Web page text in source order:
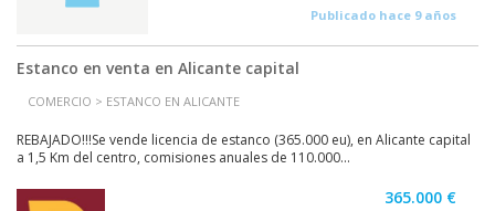
Publicado hace 9 años
Estanco en venta en Alicante capital
COMERCIO > ESTANCO EN ALICANTE
REBAJADO!!!Se vende licencia de estanco (365.000 eu), en Alicante capital
a 1,5 Km del centro, comisiones anuales de 110.000...
365.000 €